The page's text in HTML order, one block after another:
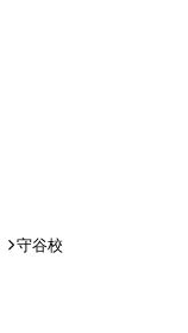
守谷校